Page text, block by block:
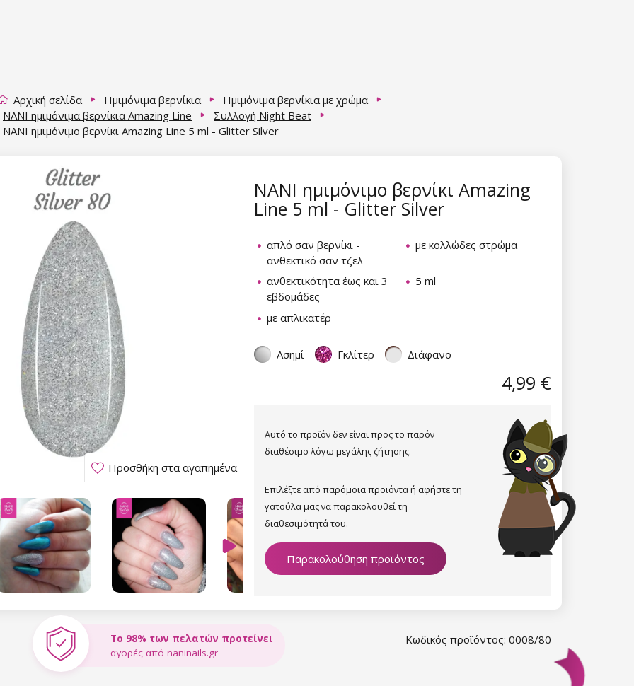
Αρχική σελίδα Ημιμόνιμα βερνίκια
Ημιμόνιμα βερνίκια με χρώμα
NANI ημιμόνιμα βερνίκια Amazing Line
Συλλογή Night Beat
NANI ημιμόνιμο βερνίκι Amazing Line 5 ml - Glitter Silver
Προσθήκη στα αγαπημένα
NANI ημιμόνιμο βερνίκι Amazing
Line 5 ml - Glitter Silver
απλό σαν βερνίκι -
ανθεκτικό σαν τζελ
με κολλώδες στρώμα
ανθεκτικότητα έως και 3
εβδομάδες
5 ml
με απλικατέρ
Ασημί Γκλίτερ Διάφανο
4,99 €
Αυτό το προϊόν δεν είναι προς το παρόν
διαθέσιμο λόγω μεγάλης ζήτησης.
Επιλέξτε από παρόμοια προϊόνταή αφήστε τη
γατούλα μας να παρακολουθεί τη
διαθεσιμότητά του.
Παρακολούθηση προϊόντος
Κωδικός προϊόντος: 0008/80
Το 98% των πελατών προτείνει
αγορές από naninails.gr